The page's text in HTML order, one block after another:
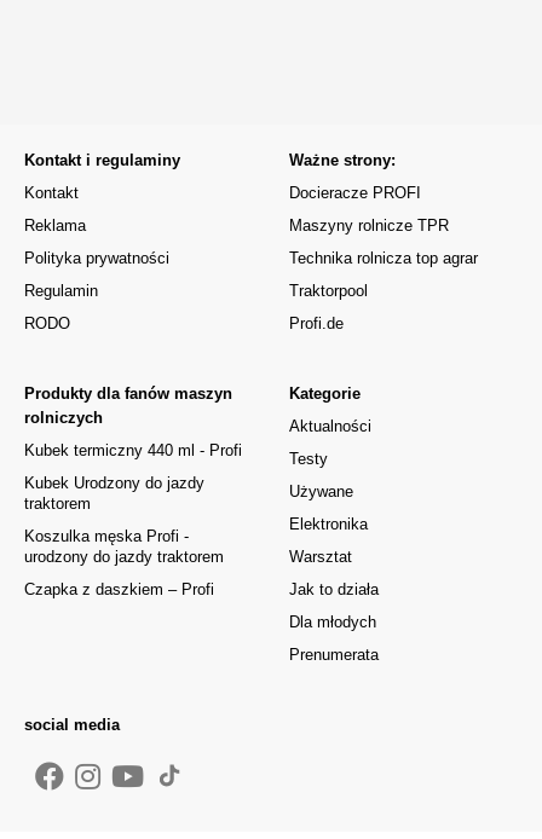
Kontakt i regulaminy
Kontakt
Reklama
Polityka prywatności
Regulamin
RODO
Kategorie
Aktualności
Testy
Używane
Elektronika
Warsztat
Jak to działa
Dla młodych
Prenumerata
Produkty dla fanów maszyn
rolniczych
Kubek termiczny 440 ml - Profi
Kubek Urodzony do jazdy
traktorem
Koszulka męska Profi -
urodzony do jazdy traktorem
Czapka z daszkiem – Profi
Ważne strony:
Docieracze PROFI
Maszyny rolnicze TPR
Technika rolnicza top agrar
Traktorpool
Profi.de
social media